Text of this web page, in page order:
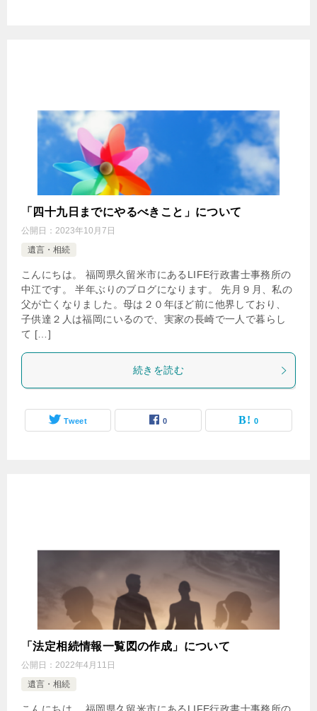
「四十九日までにやるべきこと」について
公開日： 2023年10月7日
遺言・相続
こんにちは。 福岡県久留米市にあるLIFE行政書士事務所の
中江です。 半年ぶりのブログになります。 先月９月、私の
父が亡くなりました。母は２０年ほど前に他界しており、
子供達２人は福岡にいるので、実家の長崎で一人で暮らし
て […]
続きを読む
Tweet 0 0
「法定相続情報一覧図の作成」について
公開日： 2022年4月11日
遺言・相続